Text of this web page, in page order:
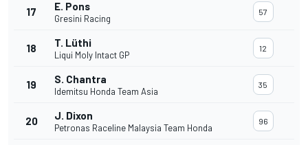
17 E. Pons
Gresini Racing
57
18 T. Lüthi
Liqui Moly Intact GP
12
19 S. Chantra
Idemitsu Honda Team Asia
35
20 J. Dixon
Petronas Raceline Malaysia Team Honda
96